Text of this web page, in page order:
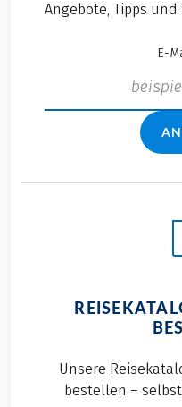
Angebote, Tipps
E-
Unsere
bestellen –